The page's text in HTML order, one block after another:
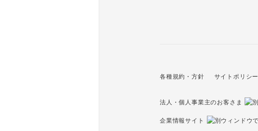
法人・個人事業主のお客さま
企業情報サイト
各種規約・方針 サイトポリシー